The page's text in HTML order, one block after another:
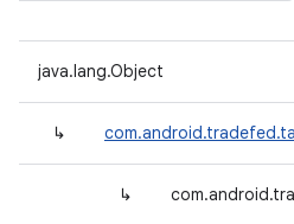
java.lang.Object
↳
↳